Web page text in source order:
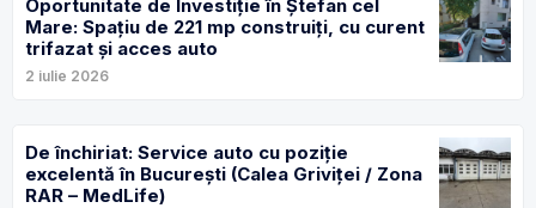
Oportunitate de Investiție în Ștefan cel
Mare: Spațiu de 221 mp construiți, cu curent
trifazat și acces auto
2 iulie 2026
De închiriat: Service auto cu poziție
excelentă în București (Calea Griviței / Zona
RAR – MedLife)